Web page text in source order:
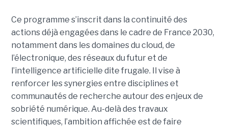
Ce programme s’inscrit dans la continuité des
actions déjà engagées dans le cadre de France 2030,
notamment dans les domaines du cloud, de
l’électronique, des réseaux du futur et de
l’intelligence artificielle dite frugale. Il vise à
renforcer les synergies entre disciplines et
communautés de recherche autour des enjeux de
sobriété numérique. Au-delà des travaux
scientifiques, l’ambition affichée est de faire